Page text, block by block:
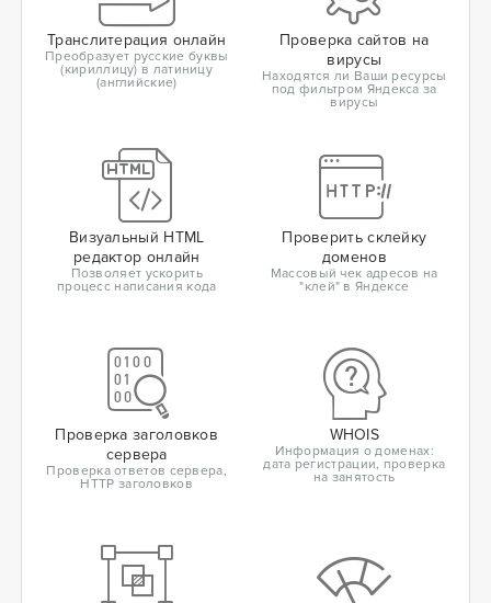
Транслитерация онлайн
Преобразует русские буквы
(кириллицу) в латиницу
(английские)
Проверка сайтов на
вирусы
Находятся ли Ваши ресурсы
под фильтром Яндекса за
вирусы
Визуальный HTML
редактор онлайн
Позволяет ускорить
процесс написания кода
Проверить склейку
доменов
Массовый чек адресов на
"клей" в Яндексе
Проверка заголовков
сервера
Проверка ответов сервера,
HTTP заголовков
WHOIS
Информация о доменах:
дата регистрации, проверка
на занятость